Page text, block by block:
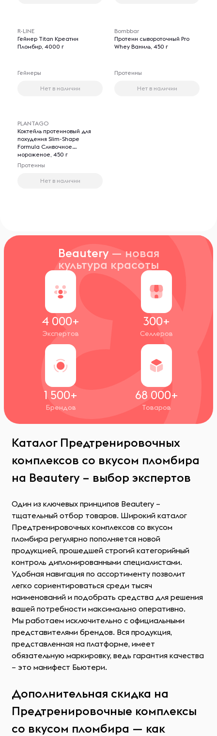
R-LINE
Гейнер Titan Креатин
Пломбир, 4000 г
Гейнеры
Нет в наличии
Bombbar
Протеин сывороточный Pro
Whey Ваниль, 450 г
Протеины
Нет в наличии
PLANTAGO
Коктейль протеиновый для
похудения Slim-Shape
Formula Сливочное
мороженое, 450 г
Протеины
Нет в наличии
Beautery — новая
культура красоты
4 000+
Экспертов
300+
Селлеров
1 500+
Брендов
68 000+
Товаров
Каталог Предтренировочных
комплексов со вкусом пломбира
на Beautery – выбор экспертов
Один из ключевых принципов Beautery –
тщательный отбор товаров. Широкий каталог
Предтренировочных комплексов со вкусом
пломбира регулярно пополняется новой
продукцией, прошедшей строгий категорийный
контроль дипломированными специалистами.
Удобная навигация по ассортименту позволит
легко сориентироваться среди тысяч
наименований и подобрать средства для решения
вашей потребности максимально оперативно.
Мы работаем исключительно с официальными
представителями брендов. Вся продукция,
представленная на платформе, имеет
обязательную маркировку, ведь гарантия качества
– это манифест Бьютери.
Дополнительная скидка на
Предтренировочные комплексы
со вкусом пломбира — как